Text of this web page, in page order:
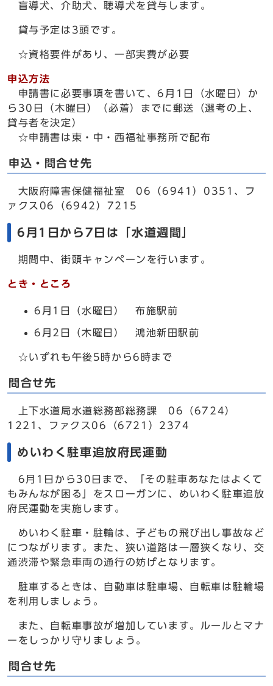
盲導犬、介助犬、聴導犬を貸与します。
貸与予定は3頭です。
☆資格要件があり、一部実費が必要
申込方法
申請書に必要事項を書いて、6月1日（水曜日）か
ら30日（木曜日）（必着）までに郵送（選考の上、
貸与者を決定）
☆申請書は東・中・西福祉事務所で配布
申込・問合せ先
大阪府障害保健福祉室 06（6941）0351、フ
ァクス06（6942）7215
6月1日から7日は「水道週間」
期間中、街頭キャンペーンを行います。
とき・ところ
6月1日（水曜日） 布施駅前
6月2日（木曜日） 鴻池新田駅前
☆いずれも午後5時から6時まで
問合せ先
上下水道局水道総務部総務課 06（6724）
1221、ファクス06（6721）2374
めいわく駐車追放府民運動
6月1日から30日まで、「その駐車あなたはよくて
もみんなが困る」をスローガンに、めいわく駐車追放
府民運動を実施します。
めいわく駐車・駐輪は、子どもの飛び出し事故など
につながります。また、狭い道路は一層狭くなり、交
通渋滞や緊急車両の通行の妨げとなります。
駐車するときは、自動車は駐車場、自転車は駐輪場
を利用しましょう。
また、自転車事故が増加しています。ルールとマナ
ーをしっかり守りましょう。
問合せ先